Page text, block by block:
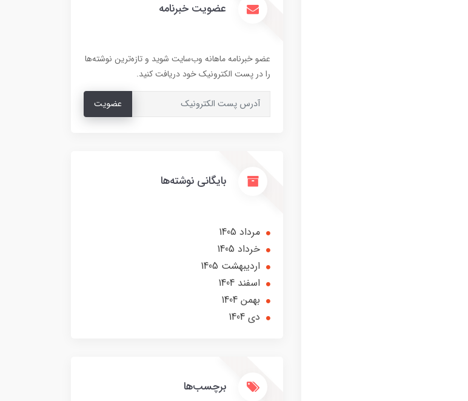
عضویت خبرنامه
عضو خبرنامه ماهانه وب‌سایت شوید و تازه‌ترین نوشته‌ها
را در پست الکترونیک خود دریافت کنید.
عضویت
بایگانی نوشته‌ها
مرداد 1405
خرداد 1405
ارديبهشت 1405
اسفند 1404
بهمن 1404
دی 1404
برچسب‌ها